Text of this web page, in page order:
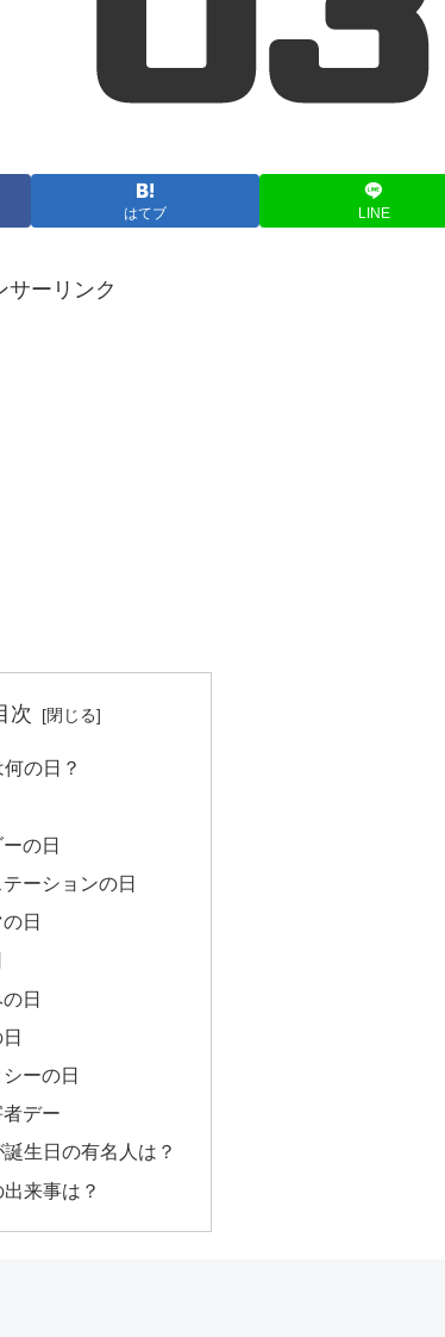
はてブ LINE
サーリンク
次
の日？
の日
ーションの日
日
日
ーの日
デー
生日の有名人は？
来事は？